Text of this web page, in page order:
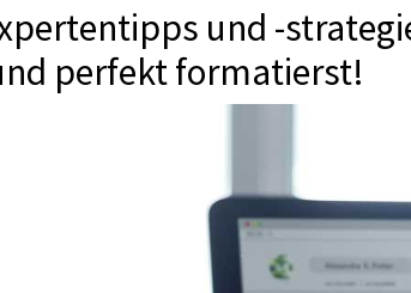
und -
perfekt formatierst!